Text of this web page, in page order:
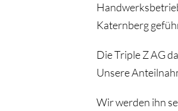
Katernberg
Die Triple Z AG
Unsere
Wir werden ihn